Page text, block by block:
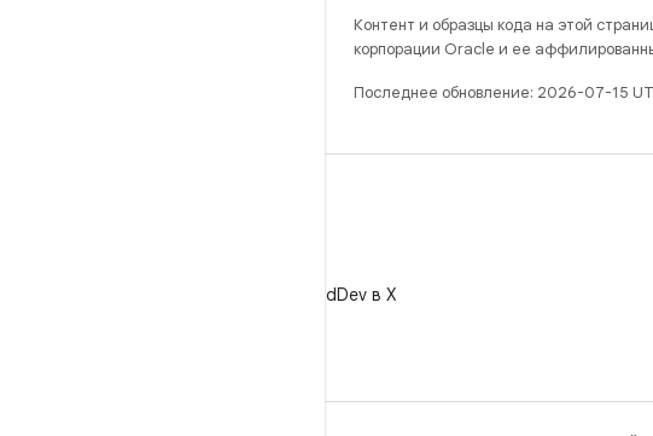
Контент и образцы кода на этой
корпорации Oracle и ее
Последнее обновление: 2026-07-15
Читайте @AndroidDev в X